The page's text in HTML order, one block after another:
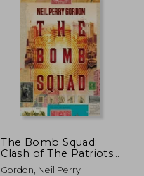
50%
dcto.
The Bomb Squad:
Clash of The Patriots
(en Inglés)
Gordon, Neil Perry